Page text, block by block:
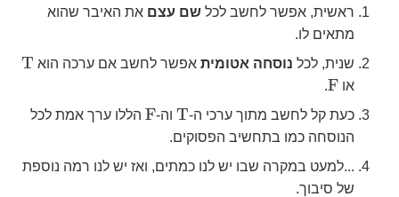
ראשית, אפשר לחשב לכל שם עצם את האיבר שהוא
מתאים לו.
שנית, לכל נוסחה אטומית אפשר לחשב אם ערכה הוא T
או F
.
כעת קל לחשב מתוך ערכי ה-
\text{T}
T וה- \text{F}
F הללו ערך אמת לכל
הנוסחה כמו בתחשיב הפסוקים.
...למעט במקרה שבו יש לנו כמתים, ואז יש לנו רמה נוספת
של סיבוך.